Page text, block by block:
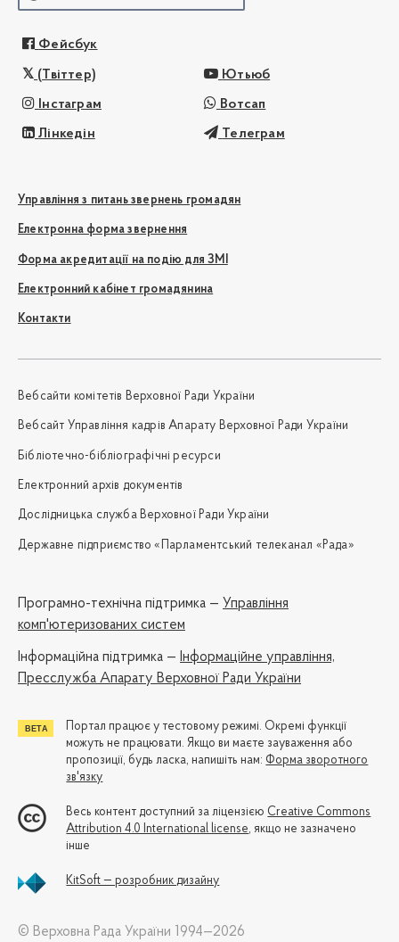
Фейсбук
(Твіттер) Ютьюб
Інстаграм Вотсап
Лінкедін Телеграм
Управління з питань звернень громадян
Електронна форма звернення
Форма акредитації на подію для ЗМІ
Електронний кабінет громадянина
Контакти
Вебсайти комітетів Верховної Ради України
Вебсайт Управління кадрів Апарату Верховної Ради України
Бібліотечно-бібліографічні ресурси
Електронний архів документів
Дослідницька служба Верховної Ради України
Державне підприємство «Парламентський телеканал «Рада»
Програмно-технічна підтримка — Управління
комп'ютеризованих систем
Iнформаційна підтримка — Інформаційне управління,
Пресслужба Апарату Верховної Ради України
Портал працює у тестовому режимі. Окремі функції
можуть не працювати. Якщо ви маєте зауваження або
пропозиції, будь ласка, напишіть нам: Форма зворотного
зв'язку
Весь контент доступний за ліцензією Creative Commons
Attribution 4.0 International license, якщо не зазначено
інше
KitSoft — розробник дизайну
© Верховна Рада України 1994—2026